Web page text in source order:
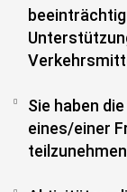
Sie haben
eines/einer